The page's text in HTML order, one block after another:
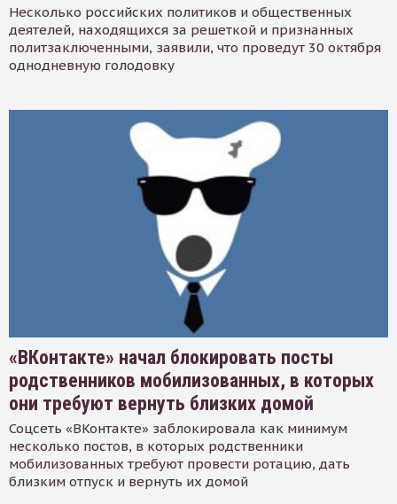
Несколько российских политиков и общественных
деятелей, находящихся за решеткой и признанных
политзаключенными, заявили, что проведут 30 октября
однодневную голодовку
«ВКонтакте» начал блокировать посты
родственников мобилизованных, в которых
они требуют вернуть близких домой
Соцсеть «ВКонтакте» заблокировала как минимум
несколько постов, в которых родственники
мобилизованных требуют провести ротацию, дать
близким отпуск и вернуть их домой